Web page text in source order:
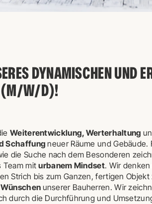
DYNAMISCHEN UND
(M/W/D)!
Weiterentwicklung, Werterhaltung
Schaffungneuer Räume und
die Suche nach dem Besonderen
Team miturbanem Mindset. Wir denken
Strich bis zum Ganzen, fertigen
unserer Bauherren. Wir
durch die Durchführung und